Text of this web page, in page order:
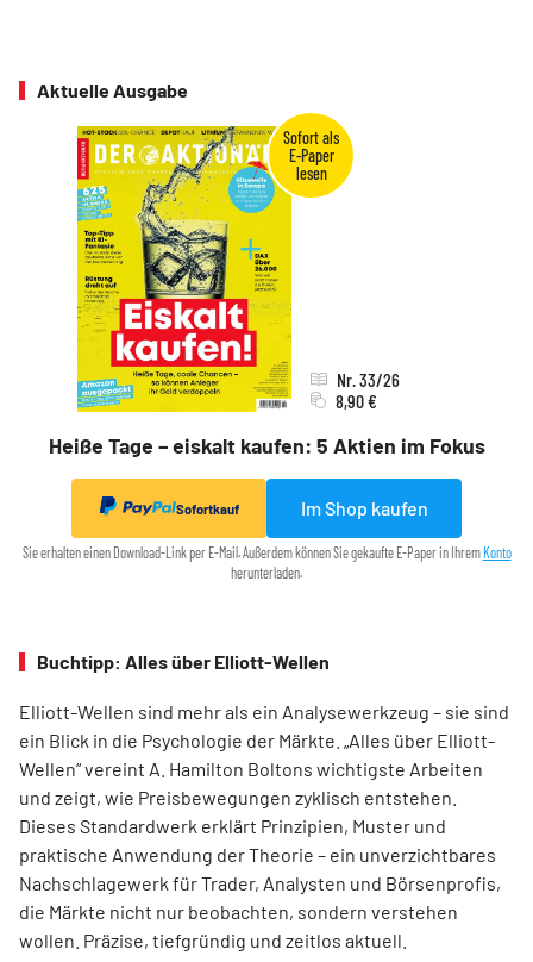
Aktuelle Ausgabe
Heiße Tage – eiskalt kaufen: 5 Aktien im Fokus
Nr. 33/26
8,90 €
Sofortkauf Im Shop kaufen
Sie erhalten einen Download-Link per E-Mail. Außerdem können Sie gekaufte E-Paper in Ihrem Konto
herunterladen.
Buchtipp: Alles über Elliott-Wellen
Elliott-Wellen sind mehr als ein Analysewerkzeug – sie sind
ein Blick in die Psychologie der Märkte. „Alles über Elliott-
Wellen“ vereint A. Hamilton Boltons wichtigste Arbeiten
und zeigt, wie Preisbewegungen zyklisch entstehen.
Dieses Standardwerk erklärt Prinzipien, Muster und
praktische Anwendung der Theorie – ein unverzichtbares
Nachschlagewerk für Trader, Analysten und Börsenprofis,
die Märkte nicht nur beobachten, sondern verstehen
wollen. Präzise, tiefgründig und zeitlos aktuell.